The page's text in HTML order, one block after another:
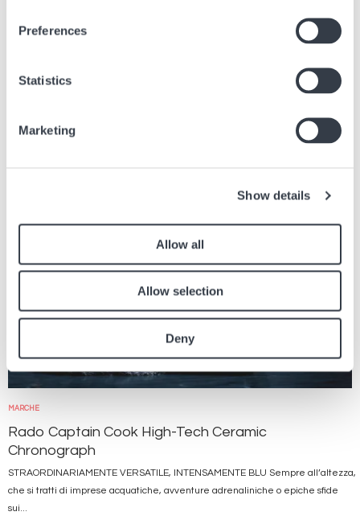
Preferences
Statistics
Marketing
Show details
Allow all
Allow selection
Deny
MARCHE
Rado Captain Cook High-Tech Ceramic
Chronograph
STRAORDINARIAMENTE VERSATILE, INTENSAMENTE BLU Sempre all’altezza,
che si tratti di imprese acquatiche, avventure adrenaliniche o epiche sfide
sui...